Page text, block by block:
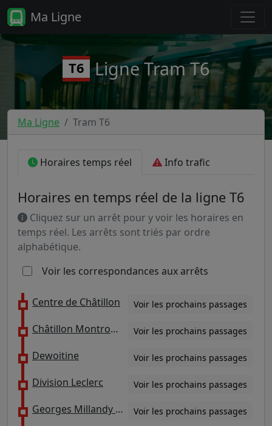
Ma Ligne
T6 Ligne Tram T6
Ma Ligne Tram T6
Horaires temps réel Info trafic
Horaires en temps réel de la ligne T6
Cliquez sur un arrêt pour y voir les horaires en
temps réel. Les arrêts sont triés par ordre
alphabétique.
Voir les correspondances aux arrêts
Centre de Châtillon Voir les prochains passages
Châtillon Montrouge Voir les prochains passages
Dewoitine Voir les prochains passages
Division Leclerc Voir les prochains passages
Georges Millandy / Clinique Voir les prochains passages